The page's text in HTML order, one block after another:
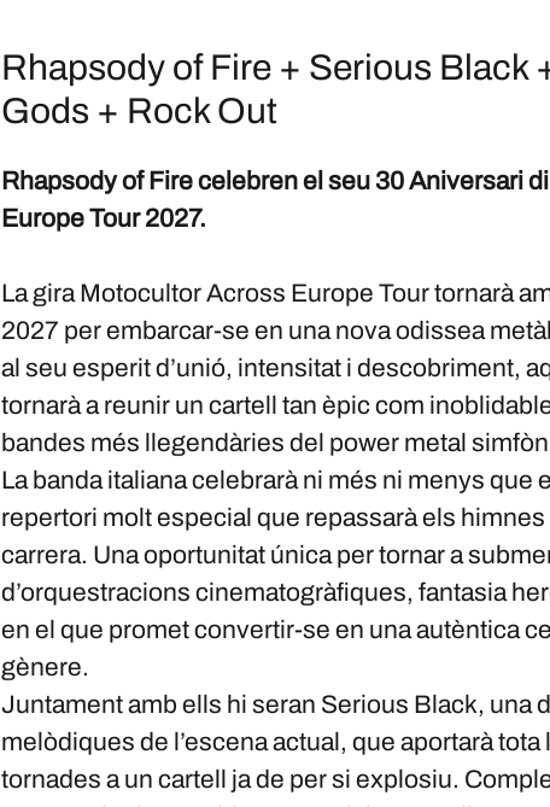
Rhapsody of Fire + Serious Black
Gods + Rock Out
Rhapsody of Fire celebren el seu 30 Aniversari
Europe Tour 2027.
La gira Motocultor Across Europe Tour tornarà
2027 per embarcar-se en una nova odissea
al seu esperit d’unió, intensitat i descobriment,
tornarà a reunir un cartell tan èpic com
bandes més llegendàries del power metal
La banda italiana celebrarà ni més ni menys que
repertori molt especial que repassarà els
carrera. Una oportunitat única per tornar a
d’orquestracions cinematogràfiques, fantasia
en el que promet convertir-se en una autèntica
gènere.
Juntament amb ells hi seran Serious Black, una
melòdiques de l’escena actual, que aportarà tota
tornades a un cartell ja de per si explosiu.